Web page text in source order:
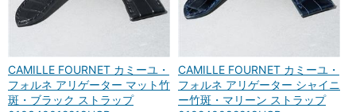
CAMILLE FOURNET カミーユ・
フォルネ アリゲーター マット竹
斑・ブラック ストラップ
CAMILLE FOURNET カミーユ・
フォルネ アリゲーター シャイニ
ー竹斑・マリーン ストラップ